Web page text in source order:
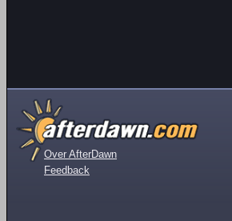
Over AfterDawn
Feedback